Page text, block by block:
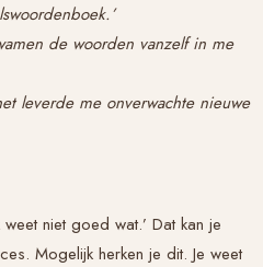
de woorden vanzelf in me
leverde me onverwachte nieuwe
niet goed wat.’ Dat kan je
Mogelijk herken je dit. Je weet